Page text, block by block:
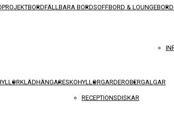
PROJEKTBORDFÄLLBARA BORDSOFFBORD & LOUNGEBORD
KLÄDHÄNGARESKOHYLLORGARDEROBERGALGAR
RECEPTIONSDISKAR